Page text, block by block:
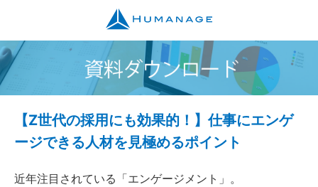
【Z世代の採用にも効果的！】仕事にエンゲ
ージできる人材を見極めるポイント
近年注目されている「エンゲージメント」。